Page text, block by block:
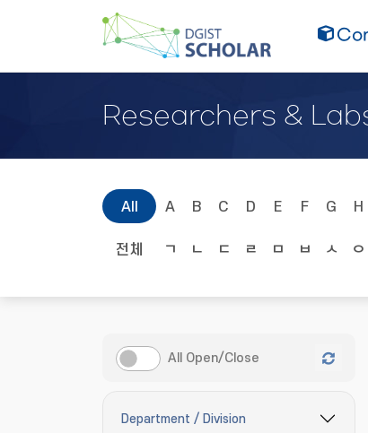
Researchers &
All A B C D E F G H
전체 ㄱ ㄴ ㄷ ㄹ ㅁ ㅂ ㅅ ㅇ
All Open/Close
Department / Division
필터 옵션 펼치기/접기